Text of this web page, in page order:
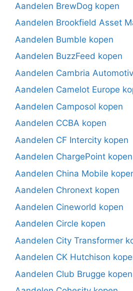
Aandelen BrewDog kopen
Aandelen Brookfield Asset
Aandelen Bumble kopen
Aandelen BuzzFeed kopen
Aandelen Cambria
Aandelen Camelot Europe
Aandelen Camposol kopen
Aandelen CCBA kopen
Aandelen CF Intercity kopen
Aandelen ChargePoint kopen
Aandelen China Mobile
Aandelen Chronext kopen
Aandelen Cineworld kopen
Aandelen Circle kopen
Aandelen City Transformer
Aandelen CK Hutchison
Aandelen Club Brugge kopen